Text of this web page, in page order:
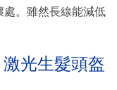
處。雖然長線能減低
光生髮頭盔